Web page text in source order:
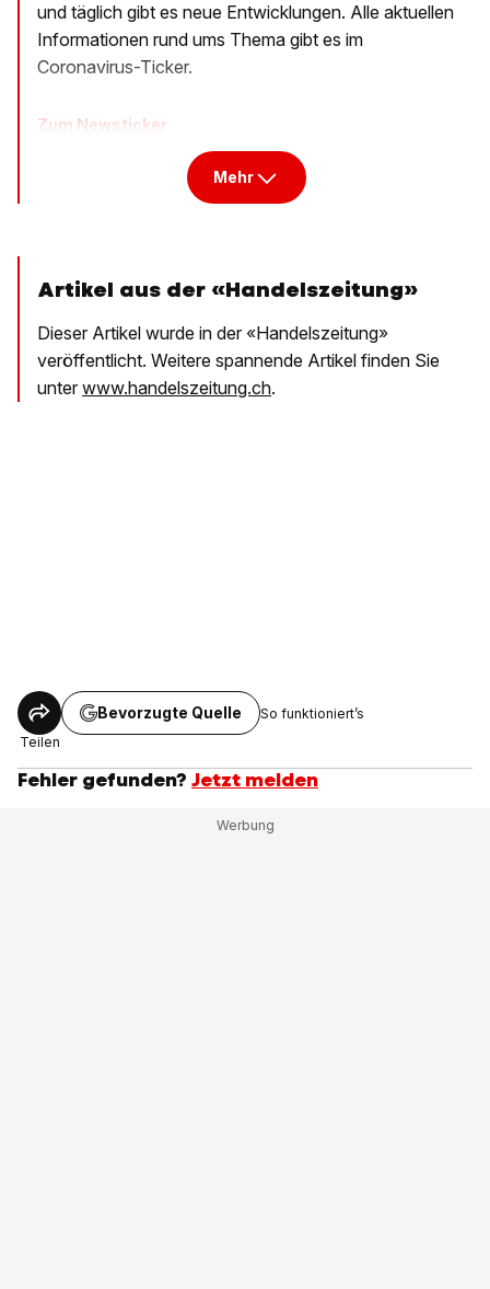
und täglich gibt es neue Entwicklungen. Alle aktuellen
Informationen rund ums Thema gibt es im
Coronavirus-Ticker.
Zum Newsticker
Mehr
Artikel aus der «Handelszeitung»
Dieser Artikel wurde in der «Handelszeitung»
veröffentlicht. Weitere spannende Artikel finden Sie
unter www.handelszeitung.ch.
Teilen
Bevorzugte Quelle So funktioniert’s
Fehler gefunden? Jetzt melden